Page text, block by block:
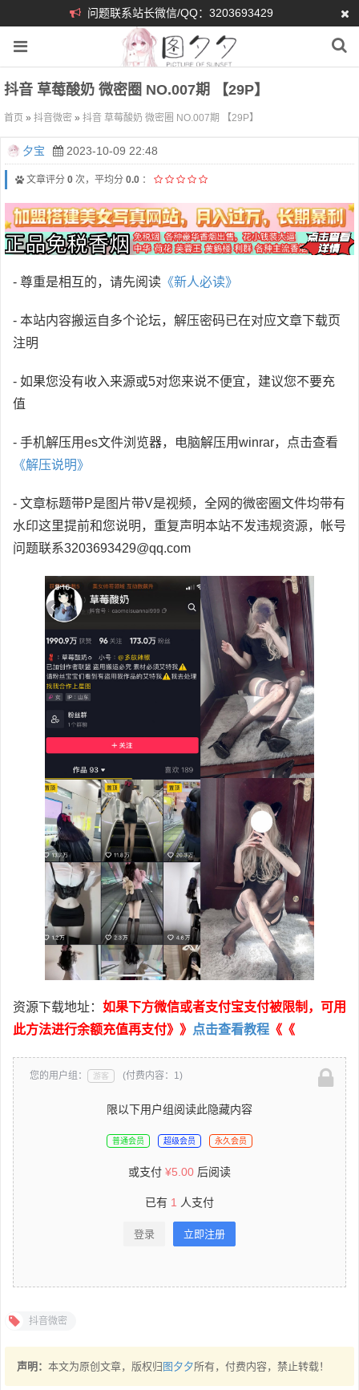
问题联系站长微信/QQ：3203693429
抖音 草莓酸奶 微密圈 NO.007期 【29P】
首页 » 抖音微密 » 抖音 草莓酸奶 微密圈 NO.007期 【29P】
夕宝 2023-10-09 22:48
文章评分 0 次，平均分 0.0 ：
- 尊重是相互的，请先阅读 《新人必读》
- 本站内容搬运自多个论坛，解压密码已在对应文章下载页
注明
- 如果您没有收入来源或5对您来说不便宜，建议您不要充
值
- 手机解压用es文件浏览器，电脑解压用winrar，点击查看
《解压说明》
- 文章标题带P是图片带V是视频，全网的微密圈文件均带有
水印这里提前和您说明，重复声明本站不发违规资源，帐号
问题联系3203693429@qq.com
资源下载地址： 如果下方微信或者支付宝支付被限制，可用
此方法进行余额充值再支付》》 点击查看教程 《《
您的用户组： 游客 (付费内容：1)
限以下用户组阅读此隐藏内容
普通会员 超级会员 永久会员
或支付 ¥5.00 后阅读
已有 1 人支付
登录 立即注册
抖音微密
声明： 本文为原创文章，版权归 图夕夕所有，付费内容，禁止转载！